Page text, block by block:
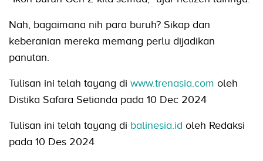
Nah, bagaimana nih para buruh? Sikap dan
keberanian mereka memang perlu dijadikan
panutan.
Tulisan ini telah tayang di www.trenasia.com oleh
Distika Safara Setianda pada 10 Dec 2024
Tulisan ini telah tayang di balinesia.id oleh Redaksi
pada 10 Des 2024